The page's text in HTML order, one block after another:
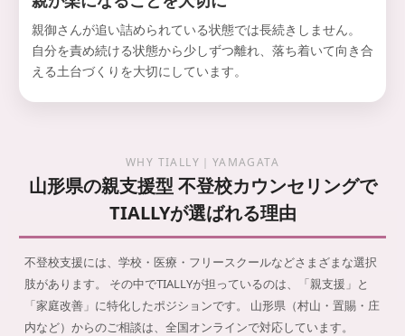
親御さんが追い詰められている状態では長続きしません。
自分を責め続ける状態から少しずつ離れ、落ち着いて向き合
える土台づくりを大切にしています。
WHY TIALLY｜YAMAGATA
山形県の親支援型 不登校カウンセリングで
TIALLYが選ばれる理由
不登校支援には、学校・医療・フリースクールなどさまざまな選択
肢があります。
その中でTIALLYが担っているのは、「親支援」と
「家庭改善」に特化したポジションです。
山形県（村山・置賜・庄
内など）からのご相談は、全国オンラインで対応しています。